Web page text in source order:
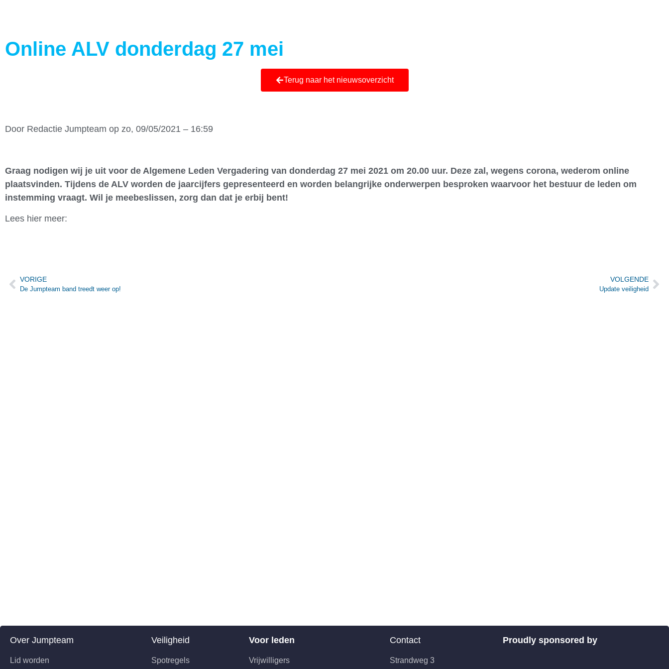
Online ALV donderdag 27 mei
Terug naar het nieuwsoverzicht
Door Redactie Jumpteam op zo, 09/05/2021 – 16:59
Graag nodigen wij je uit voor de Algemene Leden Vergadering van donderdag 27 mei 2021 om 20.00 uur. Deze zal, wegens corona, wederom online
plaatsvinden. Tijdens de ALV worden de jaarcijfers gepresenteerd en worden belangrijke onderwerpen besproken waarvoor het bestuur de leden om
instemming vraagt. Wil je meebeslissen, zorg dan dat je erbij bent!
Lees hier meer:
VORIGE
De Jumpteam band treedt weer op!
VOLGENDE
Update veiligheid
Over Jumpteam
Lid worden
Veiligheid
Spotregels
Voor leden
Vrijwilligers
Contact
Strandweg 3
Proudly sponsored by